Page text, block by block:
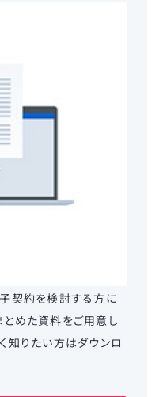
契約を検討する方に
めた資料をご用意し
知りたい方はダウンロ